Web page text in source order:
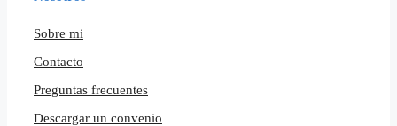
Sobre mi
Contacto
Preguntas frecuentes
Descargar un convenio